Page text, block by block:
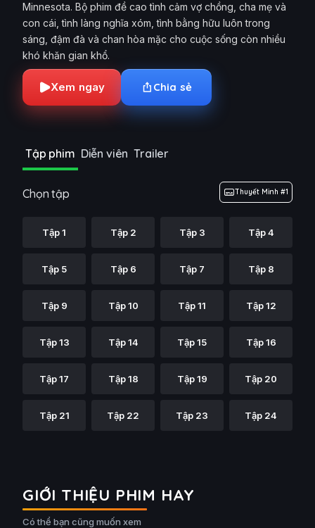
Minnesota. Bộ phim đề cao tình cảm vợ chồng, cha mẹ và
con cái, tình làng nghĩa xóm, tình bằng hữu luôn trong
sáng, đậm đà và chan hòa mặc cho cuộc sống còn nhiều
khó khăn gian khổ.
Xem ngay Chia sẻ
Tập phim Diễn viên Trailer
Chọn tập Thuyết Minh #1
Tập 1 Tập 2 Tập 3 Tập 4
Tập 5 Tập 6 Tập 7 Tập 8
Tập 9 Tập 10 Tập 11 Tập 12
Tập 13 Tập 14 Tập 15 Tập 16
Tập 17 Tập 18 Tập 19 Tập 20
Tập 21 Tập 22 Tập 23 Tập 24
GIỚI THIỆU PHIM HAY
Có thể bạn cũng muốn xem